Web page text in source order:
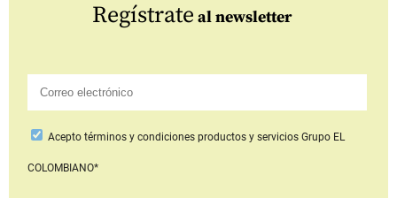
Regístrate al newsletter
Aceptotérminos y condiciones productos y serviciosGrupo EL
COLOMBIANO*